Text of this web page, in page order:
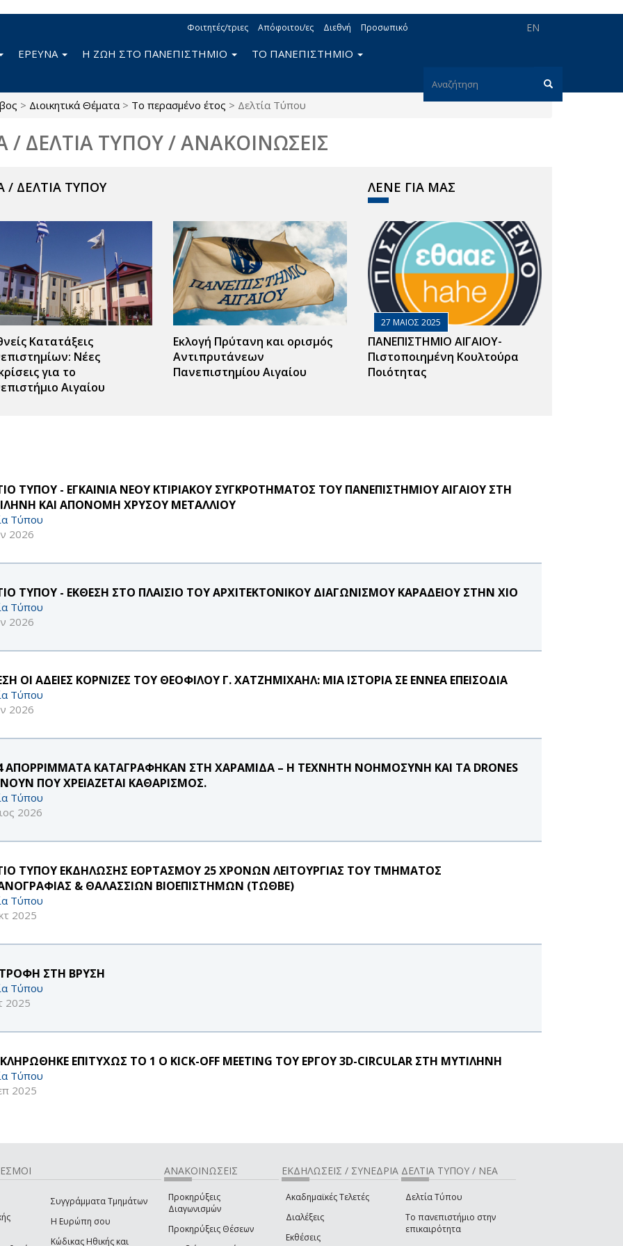
EN
Φοιτητές/τριες Απόφοιτοι/ες Διεθνή Προσωπικό
Φόρμα
ΕΡΕΥΝΑ Η ΖΩΗ ΣΤΟ ΠΑΝΕΠΙΣΤΗΜΙΟ ΤΟ ΠΑΝΕΠΙΣΤΗΜΙΟ
> Διοικητικά Θέματα > Το περασμένο έτος > Δελτία Τύπου
/ ΔΕΛΤΙΑ ΤΥΠΟΥ / ΑΝΑΚΟΙΝΩΣΕΙΣ
/ ΔΕΛΤΙΑ ΤΥΠΟΥ
Κατατάξεις
Νέες
για το
Αιγαίου
Εκλογή Πρύτανη και ορισμός
Αντιπρυτάνεων
Πανεπιστημίου Αιγαίου
ΛΕΝΕ ΓΙΑ ΜΑΣ
27 ΜΑΙΟΣ 2025
ΠΑΝΕΠΙΣΤΗΜΙΟ ΑΙΓΑΙΟΥ-
Πιστοποιημένη Κουλτούρα
Ποιότητας
ΤΥΠΟΥ - ΕΓΚΑΙΝΙΑ ΝΕΟΥ ΚΤΙΡΙΑΚΟΥ ΣΥΓΚΡΟΤΗΜΑΤΟΣ ΤΟΥ ΠΑΝΕΠΙΣΤΗΜΙΟΥ ΑΙΓΑΙΟΥ ΣΤΗ
ΚΑΙ ΑΠΟΝΟΜΗ ΧΡΥΣΟΥ ΜΕΤΑΛΛΙΟΥ
Τύπου
2026
ΤΥΠΟΥ - ΕΚΘΕΣΗ ΣΤΟ ΠΛΑΙΣΙΟ ΤΟΥ ΑΡΧΙΤΕΚΤΟΝΙΚΟΥ ΔΙΑΓΩΝΙΣΜΟΥ ΚΑΡΑΔΕΙΟΥ ΣΤΗΝ ΧΙΟ
Τύπου
2026
ΟΙ ΑΔΕΙΕΣ ΚΟΡΝΙΖΕΣ ΤΟΥ ΘΕΟΦΙΛΟΥ Γ. ΧΑΤΖΗΜΙΧΑΗΛ: ΜΙΑ ΙΣΤΟΡΙΑ ΣΕ ΕΝΝΕΑ ΕΠΕΙΣΟΔΙΑ
Τύπου
2026
ΑΠΟΡΡΙΜΜΑΤΑ ΚΑΤΑΓΡΑΦΗΚΑΝ ΣΤΗ ΧΑΡΑΜΙΔΑ – Η ΤΕΧΝΗΤΗ ΝΟΗΜΟΣΥΝΗ ΚΑΙ ΤΑ DRONES
ΠΟΥ ΧΡΕΙΑΖΕΤΑΙ ΚΑΘΑΡΙΣΜΟΣ.
Τύπου
2026
ΤΥΠΟΥ ΕΚΔΗΛΩΣΗΣ ΕΟΡΤΑΣΜΟΥ 25 ΧΡΟΝΩΝ ΛΕΙΤΟΥΡΓΙΑΣ ΤΟΥ ΤΜΗΜΑΤΟΣ
& ΘΑΛΑΣΣΙΩΝ ΒΙΟΕΠΙΣΤΗΜΩΝ (ΤΩΘΒΕ)
Τύπου
2025
ΣΤΗ ΒΡΥΣΗ
Τύπου
2025
ΕΠΙΤΥΧΩΣ ΤΟ 1 Ο KICK-OFF MEETING ΤΟΥ ΕΡΓΟΥ 3D-CIRCULAR ΣΤΗ ΜΥΤΙΛΗΝΗ
Τύπου
2025
Συγγράμματα Τμημάτων
Η Ευρώπη σου
Κώδικας Ηθικής και
ΑΝΑΚΟΙΝΩΣΕΙΣ
Προκηρύξεις
Διαγωνισμών
Προκηρύξεις Θέσεων
ΕΚΔΗΛΩΣΕΙΣ / ΣΥΝΕΔΡΙΑ
Ακαδημαϊκές Τελετές
Διαλέξεις
Εκθέσεις
ΔΕΛΤΙΑ ΤΥΠΟΥ / ΝΕΑ
Δελτία Τύπου
Το πανεπιστήμιο στην
επικαιρότητα